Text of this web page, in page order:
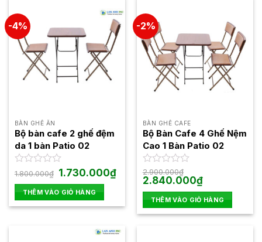
-4%
BÀN GHẾ ĂN
Bộ bàn cafe 2 ghế đệm
da 1 bàn Patio 02
Được
hạng
0
5
1.800.000₫ Giá
gốc
là:
1.800.000₫.
1.730.000₫Giá
hiện
1.730.000₫.
THÊM VÀO GIỎ HÀNG
-2%
BÀN GHẾ CAFE
Bộ Bàn Cafe 4 Ghế Nệm
Cao 1 Bàn Patio 02
Được
xếp
hạng
0
5
sao
2.900.000₫
Giá
gốc
là:
2.900.000₫.
2.840.000₫Giá
hiện
tại
là:
2.840.000₫.
THÊM VÀO GIỎ HÀNG